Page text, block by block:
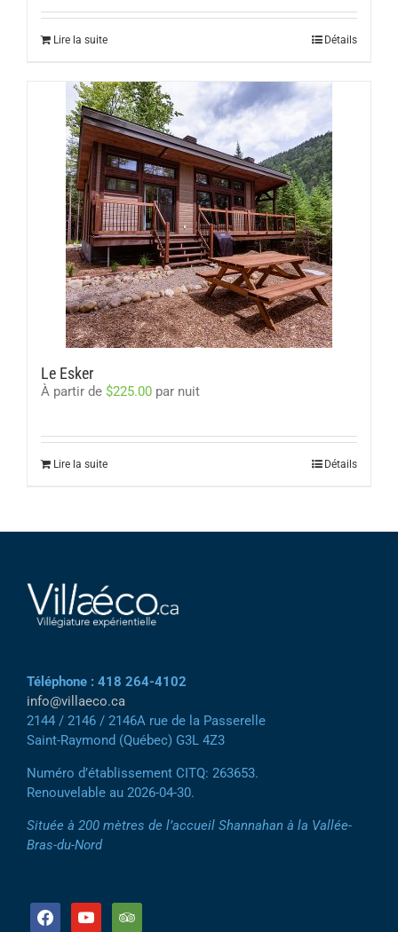
Lire la suite Détails
Le Esker
À partir de $225.00 par nuit
Lire la suite Détails
Téléphone : 418 264-4102
info@villaeco.ca
2144 / 2146 / 2146A rue de la Passerelle
Saint-Raymond (Québec) G3L 4Z3
Numéro d’établissement CITQ: 263653.
Renouvelable au 2026-04-30.
Située à 200 mètres de l’accueil Shannahan à la Vallée-
Bras-du-Nord
facebookyoutube tripadvisor